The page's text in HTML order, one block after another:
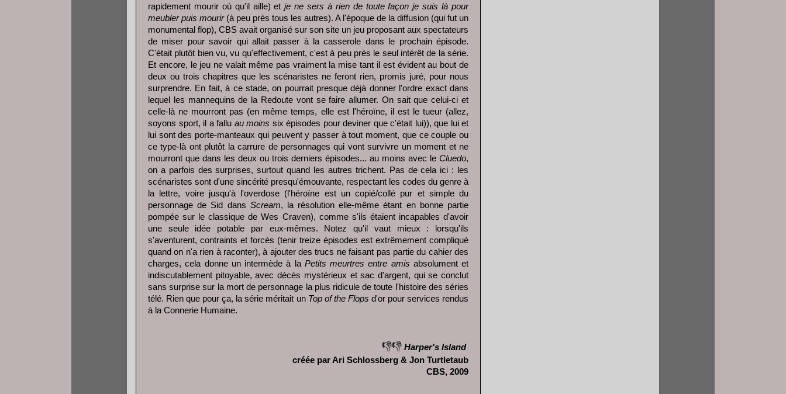
rapidement mourir où qu'il aille) etje ne sers à rien de toute façon je suis là pour
meubler puis mourir(à peu près tous les autres). A l'époque de la diffusion (qui fut un
monumental flop), CBS avait organisé sur son site un jeu proposant aux spectateurs
de miser pour savoir qui allait passer à la casserole dans le prochain épisode.
C'était plutôt bien vu, vu qu'effectivement, c'est à peu près le seul intérêt de la série.
Et encore, le jeu ne valait même pas vraiment la mise tant il est évident au bout de
deux ou trois chapitres que les scénaristes ne feront rien, promis juré, pour nous
surprendre. En fait, à ce stade, on pourrait presque déjà donner l'ordre exact dans
lequel les mannequins de la Redoute vont se faire allumer. On sait que celui-ci et
celle-là ne mourront pas (en même temps, elle est l'héroïne, il est le tueur (allez,
soyons sport, il a fallu au moins six épisodes pour deviner que c'était lui)), que lui et
lui sont des porte-manteaux qui peuvent y passer à tout moment, que ce couple ou
ce type-là ont plutôt la carrure de personnages qui vont survivre un moment et ne
mourront que dans les deux ou trois derniers épisodes... au moins avec le Cluedo,
on a parfois des surprises, surtout quand les autres trichent. Pas de cela ici : les
scénaristes sont d'une sincérité presqu'émouvante, respectant les codes du genre à
la lettre, voire jusqu'à l'overdose (l'héroïne est un copié/collé pur et simple du
personnage de Sid dans Scream, la résolution elle-même étant en bonne partie
pompée sur le classique de Wes Craven), comme s'ils étaient incapables d'avoir
une seule idée potable par eux-mêmes. Notez qu'il vaut mieux : lorsqu'ils
s'aventurent, contraints et forcés (tenir treize épisodes est extrêmement compliqué
quand on n'a rien à raconter), à ajouter des trucs ne faisant pas partie du cahier des
charges, cela donne un intermède à la Petits meurtres entre amis absolument et
indiscutablement pitoyable, avec décès mystérieux et sac d'argent, qui se conclut
sans surprise sur la mort de personnage la plus ridicule de toute l'histoire des séries
télé. Rien que pour ça, la série méritait un Top of the Flops d'or pour services rendus
à la Connerie Humaine.
👎👎 Harper's Island
créée par Ari Schlossberg & Jon Turtletaub
CBS, 2009